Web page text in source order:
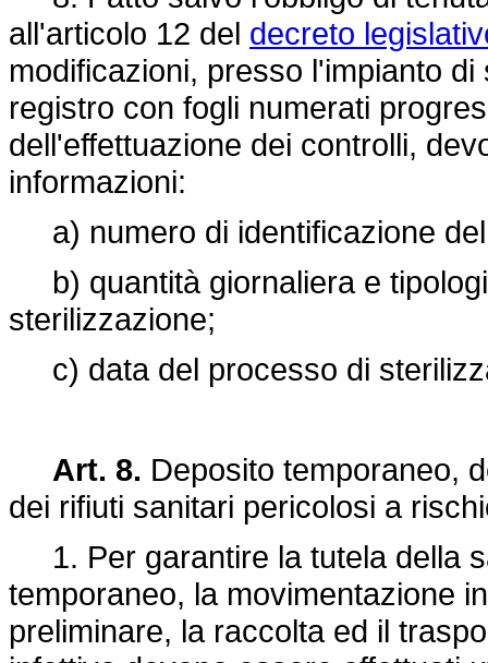
all'articolo 12 del decreto
modificazioni, presso l'impianto
registro con fogli numerati
dell'effettuazione dei controlli,
informazioni:
a) numero di identificazione
b) quantità giornaliera e
sterilizzazione;
c) data del processo di
Art. 8. Deposito temporaneo,
dei rifiuti sanitari pericolosi a
1. Per garantire la tutela della
temporaneo, la movimentazione
preliminare, la raccolta ed il